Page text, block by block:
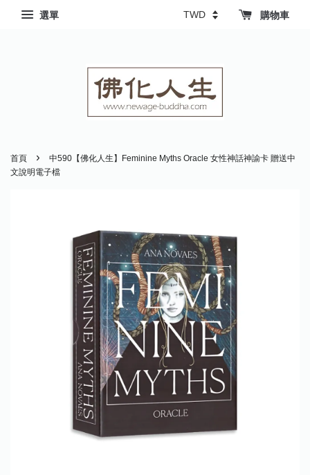
選單 購物車
首頁 ›
中590【佛化人生】Feminine Myths Oracle 女性神話神諭卡 贈送中
文說明電子檔